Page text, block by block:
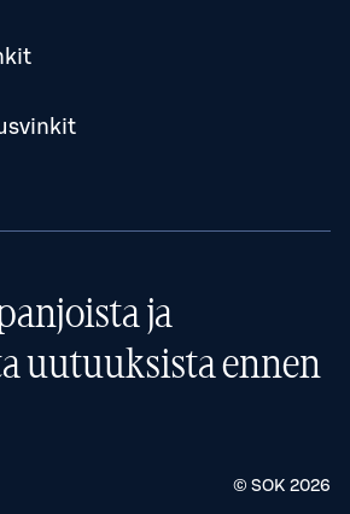
ja
uutuuksista ennen
© SOK 2026